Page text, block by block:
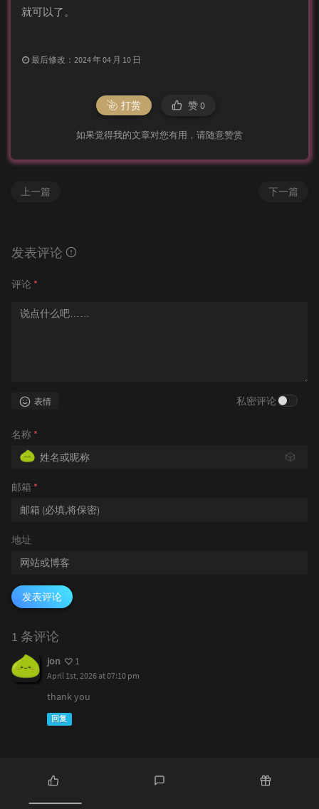
就可以了。
最后修改：2024 年 04 月 10 日
打赏 赞0
如果觉得我的文章对您有用，请随意赞赏
下一篇
上一篇
发表评论
评论 *
表情 私密评论
名称 *
🎲
邮箱 *
地址
发表评论
1 条评论
jon 1
April 1st, 2026 at 07:10 pm
thank you
回复
热